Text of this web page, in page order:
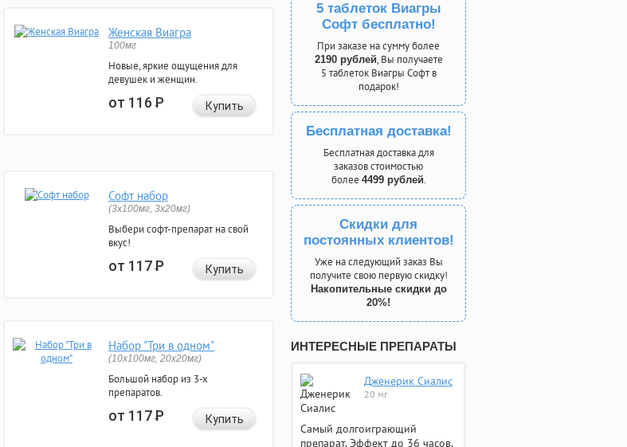
Женская Виагра
100мг
Новые, яркие ощущения для
девушек и женщин.
от 116Р Купить
Софт набор
(3x100мг, 3x20мг)
Выбери софт-препарат на свой
вкус!
от 117Р Купить
Набор "Три в одном"
(10x100мг, 20x20мг)
Большой набор из 3-х
препаратов.
от 117Р Купить
5 таблеток Виагры
Софт бесплатно!
При заказе на сумму более
2190 рублей, Вы получаете
5 таблеток Виагры Софт в
подарок!
Бесплатная доставка!
Бесплатная доставка для
заказов стоимостью
более 4499 рублей.
Скидки для
постоянных клиентов!
Уже на следующий заказ Вы
получите свою первую скидку!
Накопительные скидки до
20%!
ИНТЕРЕСНЫЕ ПРЕПАРАТЫ
Дженерик Сиалис
20 мг
Самый долгоиграющий
препарат. Эффект до 36 часов.